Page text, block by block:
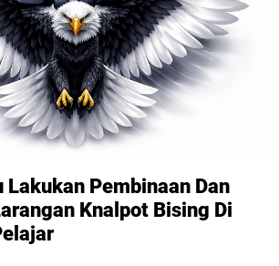
Lakukan Pembinaan Dan
Knalpot Bising Di